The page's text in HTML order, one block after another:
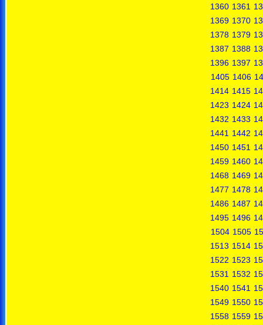
1360 1361
1369 1370
1378 1379
1387 1388
1396 1397
1405 1406
1414 1415
1423 1424
1432 1433
1441 1442
1450 1451
1459 1460
1468 1469
1477 1478
1486 1487
1495 1496
1504 1505
1513 1514
1522 1523
1531 1532
1540 1541
1549 1550
1558 1559